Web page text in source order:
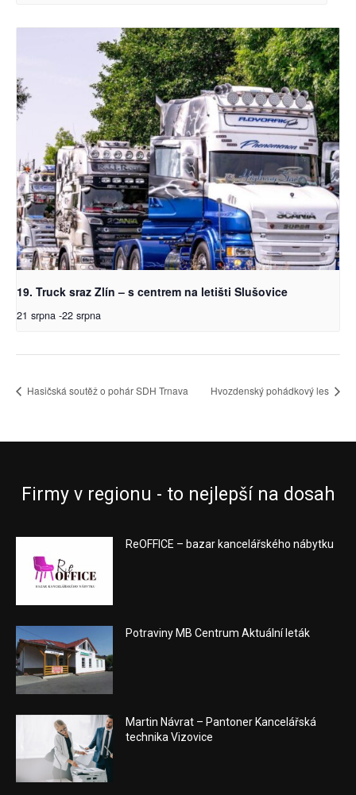
19. Truck sraz Zlín – s centrem na letišti Slušovice
21 srpna -22 srpna
Hasičská soutěž o pohár SDH Trnava Hvozdenský pohádkový les
Firmy v regionu - to nejlepší na dosah
ReOFFICE – bazar kancelářského nábytku
Potraviny MB Centrum Aktuální leták
Martin Návrat – Pantoner Kancelářská
technika Vizovice